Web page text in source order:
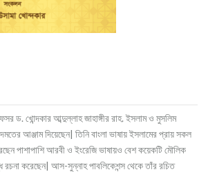
132.00.
ড. খোন্দকার আব্দুল্লাহ জাহাঙ্গীর রাহ. ইসলাম ও মুসলিম
আঞ্জাম দিয়েছেন| তিনি বাংলা ভাষায় ইসলামের প্রায় সকল
পাশাপাশি আরবী ও ইংরেজি ভাষায়ও বেশ কয়েকটি মৌলিক
করেছেন| আস-সুন্নাহ পাবলিকেশন্স থেকে তাঁর রচিত